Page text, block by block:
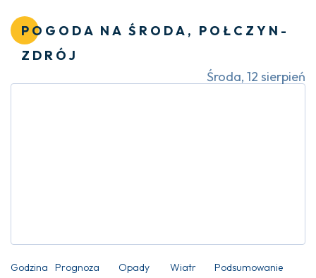
POGODA NA ŚRODA, POŁCZYN-
ZDRÓJ
Środa, 12 sierpień
Godzina Prognoza Opady Wiatr Podsumowanie